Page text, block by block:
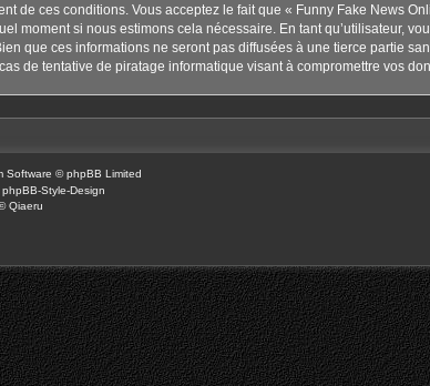
de ces conditions. Vous acceptez le fait que « Funny Fake News
moment si nous estimons cela nécessaire. En tant qu’utilisateur,
que ces informations ne seront pas diffusées à une tierce partie
de tentative de piratage informatique visant à compromettre vos
Software © phpBB Limited
phpBB-Style-Design
Qiaeru